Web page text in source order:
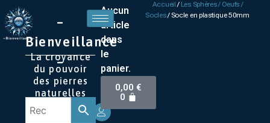
–
Bienveillance
–
La croyance
du pouvoir
des pierres
naturelles
Aucun
article
dans
le
panier.
0,00€
0
Accueil/ Les Sphères / Oeufs /
Socles/ Socle en plastique 50mm